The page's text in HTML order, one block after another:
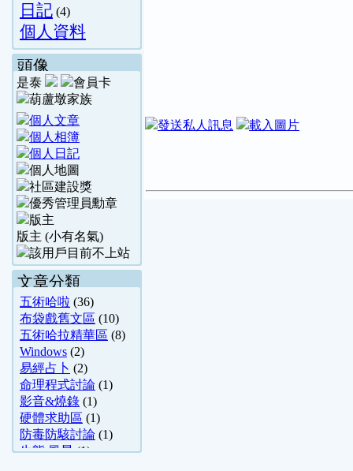
日記 (4)
個人資料
頭像
是泰
版主 (小有名氣)
文章分類
五術哈啦 (36)
布袋戲舊文區 (10)
五術哈拉精華區 (8)
Windows (2)
易經占卜 (2)
命理程式討論 (1)
影音&燒錄 (1)
硬體求助區 (1)
防毒防駭討論 (1)
生態.風景(1)